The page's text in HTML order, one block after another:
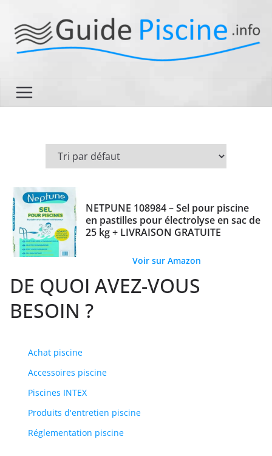
contenu
NETPUNE 108984 – Sel pour piscine
en pastilles pour électrolyse en sac de
25 kg + LIVRAISON GRATUITE
Voir sur Amazon
DE QUOI AVEZ-VOUS
BESOIN ?
Achat piscine
Accessoires piscine
Piscines INTEX
Produits d'entretien piscine
Réglementation piscine